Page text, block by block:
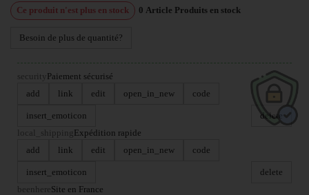
Ce produit n'est plus en stock 0 Article Produits en stock
Besoin de plus de quantité?
security Paiement sécurisé
add
link edit open_in_new code
insert_emoticon
delete
local_shipping Expédition rapide
add
link edit open_in_new code
insert_emoticon
delete
beenhereSite en France